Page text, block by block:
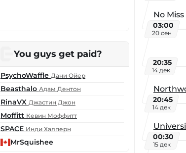
You guys get paid?
PsychoWaffle Дани Ойер
Beasthalo Адам Дентон
RinaVX Джастин Джон
Moffitt Кевин Моффитт
SPACE Инди Халперн
MrSquishee
03:00
20 сен
20:35
14 дек
20:45
14 дек
00:30
15 дек